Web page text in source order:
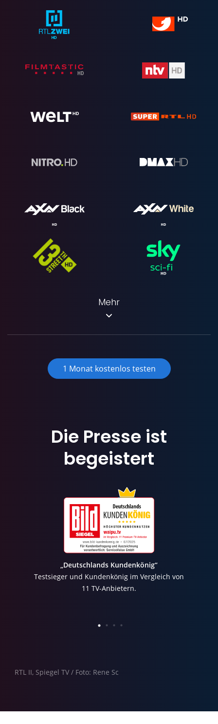
Mehr
1 Monat kostenlos testen
Die Presse ist
begeistert
„Deutschlands Kundenkönig“
Testsieger und Kundenkönig im Vergleich von
11 TV-Anbietern.
RTL II, Spiegel TV / Foto: Rene Sc